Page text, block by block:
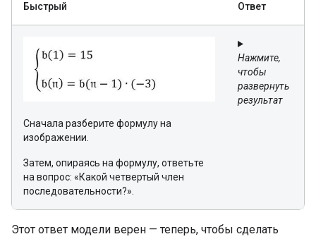
Быстрый Ответ
Сначала разберите формулу на
изображении.
Затем, опираясь на формулу, ответьте
на вопрос: «Какой четвертый член
последовательности?».
Нажмите,
чтобы
развернуть
результат
Этот ответ модели верен — теперь, чтобы сделать